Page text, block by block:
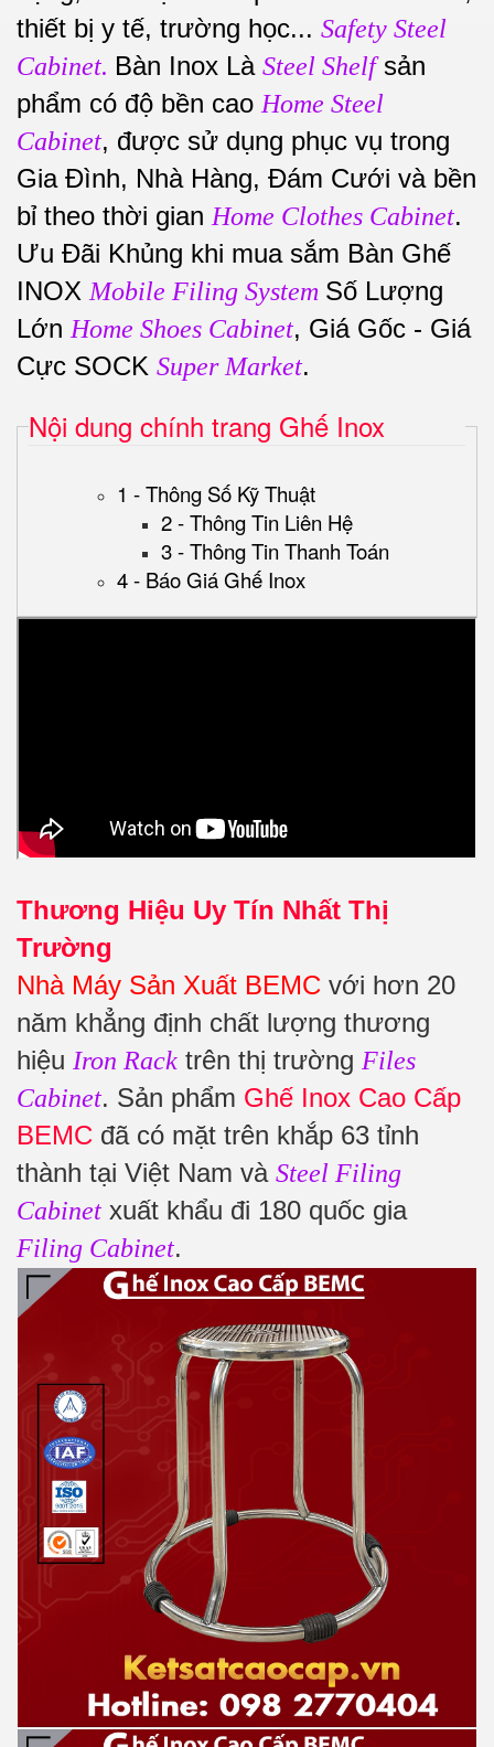
thiết bị y tế, trường học... Safety Steel
Cabinet. Bàn Inox Là Steel Shelfsản
phẩm có độ bền cao Home Steel
Cabinet, được sử dụng phục vụ trong
Gia Đình, Nhà Hàng, Đám Cưới và bền
bỉ theo thời gian Home Clothes Cabinet.
Ưu Đãi Khủng khi mua sắm Bàn Ghế
INOX Mobile Filing System Số Lượng
Lớn Home Shoes Cabinet, Giá Gốc - Giá
Cực SOCK Super Market.
Nội dung chính trang Ghế Inox
1 - Thông Số Kỹ Thuật
2 - Thông Tin Liên Hệ
3 - Thông Tin Thanh Toán
4 - Báo Giá Ghế Inox
Thương Hiệu Uy Tín Nhất Thị
Trường
Nhà Máy Sản Xuất BEMC với hơn 20
năm khẳng định chất lượng thương
hiệu Iron Rack trên thị trường Files
Cabinet. Sản phẩm Ghế Inox Cao Cấp
BEMC đã có mặt trên khắp 63 tỉnh
thành tại Việt Nam và Steel Filing
Cabinet xuất khẩu đi 180 quốc gia
Filing Cabinet.